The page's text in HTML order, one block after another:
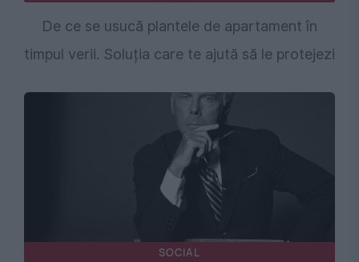
De ce se usucă plantele de apartament în
timpul verii. Soluția care te ajută să le protejezi
SOCIAL